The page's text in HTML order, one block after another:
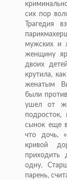
сих пор
Трагедия
мужских и
женщину
двоих
крутила,
женатым
были
ушел от
подросток,
сынок еще
что дочь,
кривой
приходить
одну.
парень,